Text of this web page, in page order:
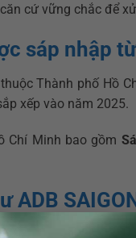
cứ vững chắc để
sáp nhập
Thành phố Hồ
xếp vào năm 2025.
Chí Minh bao gồm
ADB
đang hoạt động